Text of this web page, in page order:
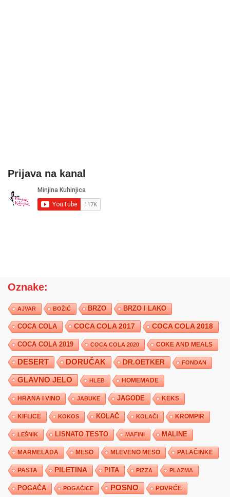
Prijava na kanal
Oznake:
AJVAR BOŽIĆ BRZO BRZO I LAKO
COCA COLA COCA COLA 2017 COCA COLA 2018
COCA COLA 2019 COCA COLA 2020 COKE AND MEALS
DESERT DORUČAK DR.OETKER FONDAN
GLAVNO JELO HLEB HOMEMADE
HRANA I VINO JABUKE JAGODE KEKS
KIFLICE KOKOS KOLAČ KOLAČI KROMPIR
LEŠNIK LISNATO TESTO MAFINI MALINE
MARMELADA MESO MLEVENO MESO PALAČINKE
PASTA PILETINA PITA PIZZA PLAZMA
POGAČA POGAČICE POSNO POVRĆE